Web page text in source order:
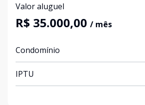
Valor aluguel
R$ 35.000,00 / mês
Condomínio
IPTU